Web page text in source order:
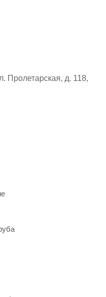
Пролетарская, д. 118,